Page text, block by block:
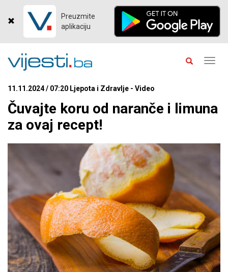
Preuzmite
aplikaciju
11.11.2024 / 07:20 Ljepota i Zdravlje - Video
Čuvajte koru od naranče i limuna
za ovaj recept!